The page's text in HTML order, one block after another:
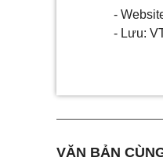
-
- Lưu:
VĂN BẢN